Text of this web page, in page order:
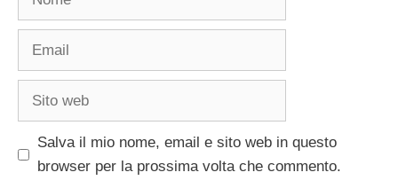
Email
Sito
Salva il mio nome, email e sito web in questo
browser per la prossima volta che commento.